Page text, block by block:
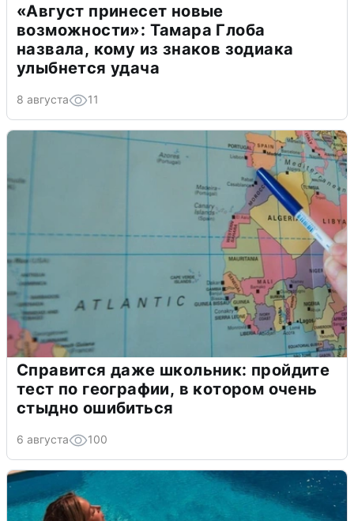
«Август принесет новые
возможности»: Тамара Глоба
назвала, кому из знаков зодиака
улыбнется удача
8 августа 11
Справится даже школьник: пройдите
тест по географии, в котором очень
стыдно ошибиться
6 августа 100